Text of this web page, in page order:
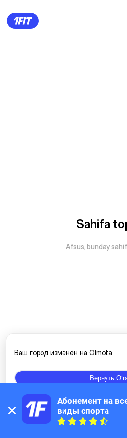
Sahifa
Afsus, bunday
Xaritada
Ваш город изменён на Olmota
Вернуть
Абонемент на
виды спорта